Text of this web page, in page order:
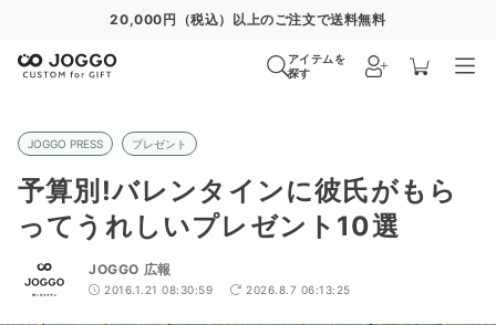
通常便 8/28 特急便 8/22 超特急便−
アイテムを
探す
JOGGO PRESS プレゼント
予算別!バレンタインに彼氏がもら
ってうれしいプレゼント10選
JOGGO 広報
2016.1.21 08:30:59 2026.8.7 06:13:25